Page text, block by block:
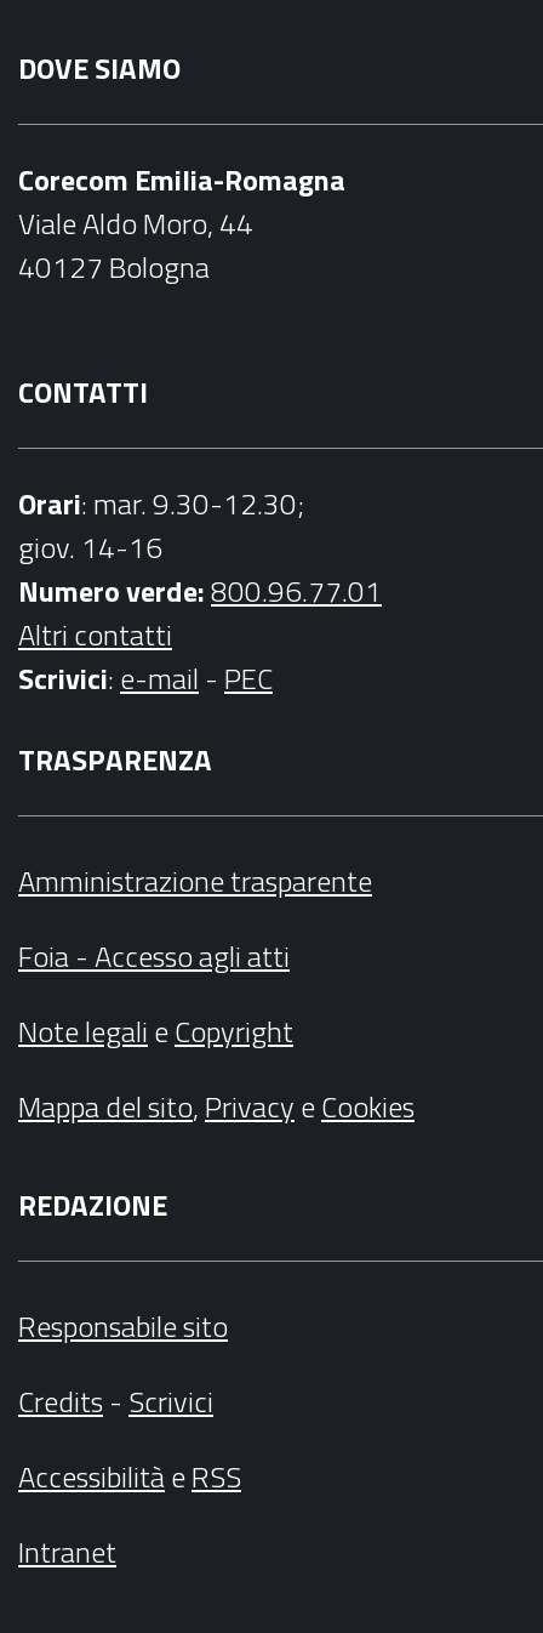
c
e
o
k
s
t
r
a
DOVE SIAMO
Corecom Emilia-Romagna
Viale Aldo Moro, 44
40127 Bologna
CONTATTI
Orari: mar. 9.30-12.30;
giov. 14-16
Numero verde:800.96.77.01
Altri contatti
Scrivici:e-mail - PEC
TRASPARENZA
Amministrazione trasparente
Foia - Accesso agli atti
Note legalieCopyright
Mappa del sito,PrivacyeCookies
REDAZIONE
Responsabile sito
Credits- Scrivici
AccessibilitàeRSS
Intranet